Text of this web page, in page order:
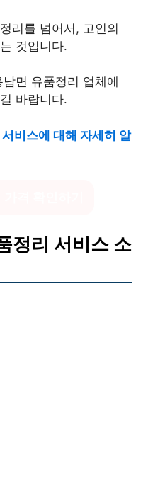
리를 넘어서, 고인의
것입니다.
면 유품정리 업체에
바랍니다.
비스에 대해 자세히 알
정리 서비스 소